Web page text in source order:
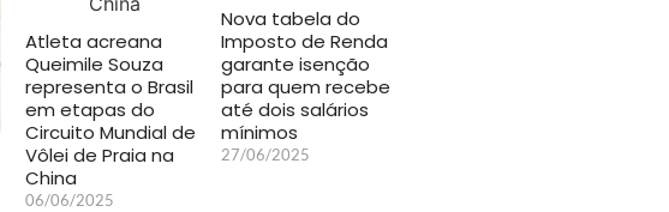
Atleta acreana
Queimile Souza
representa o Brasil
em etapas do
Circuito Mundial de
Vôlei de Praia na
China
06/06/2025
Nova tabela do
Imposto de Renda
garante isenção
para quem recebe
até dois salários
mínimos
27/06/2025